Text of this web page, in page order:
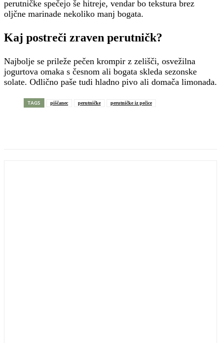
perutničke spečejo še hitreje, vendar bo tekstura brez
oljčne marinade nekoliko manj bogata.
Kaj postreči zraven perutničk?
Najbolje se prileže pečen krompir z zelišči, osvežilna
jogurtova omaka s česnom ali bogata skleda sezonske
solate. Odlično paše tudi hladno pivo ali domača limonada.
TAGS piščanec perutničke perutničke iz pečice